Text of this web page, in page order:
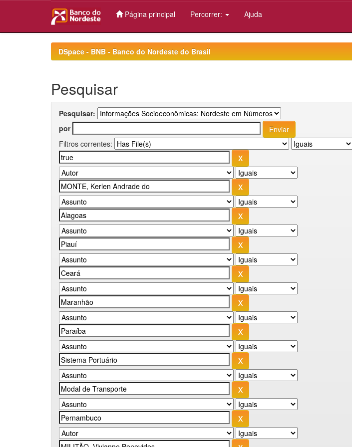
Página principal Percorrer: Ajuda
DSpace - BNB - Banco do Nordeste do Brasil
Pesquisar
Pesquisar:
por
Filtros correntes: